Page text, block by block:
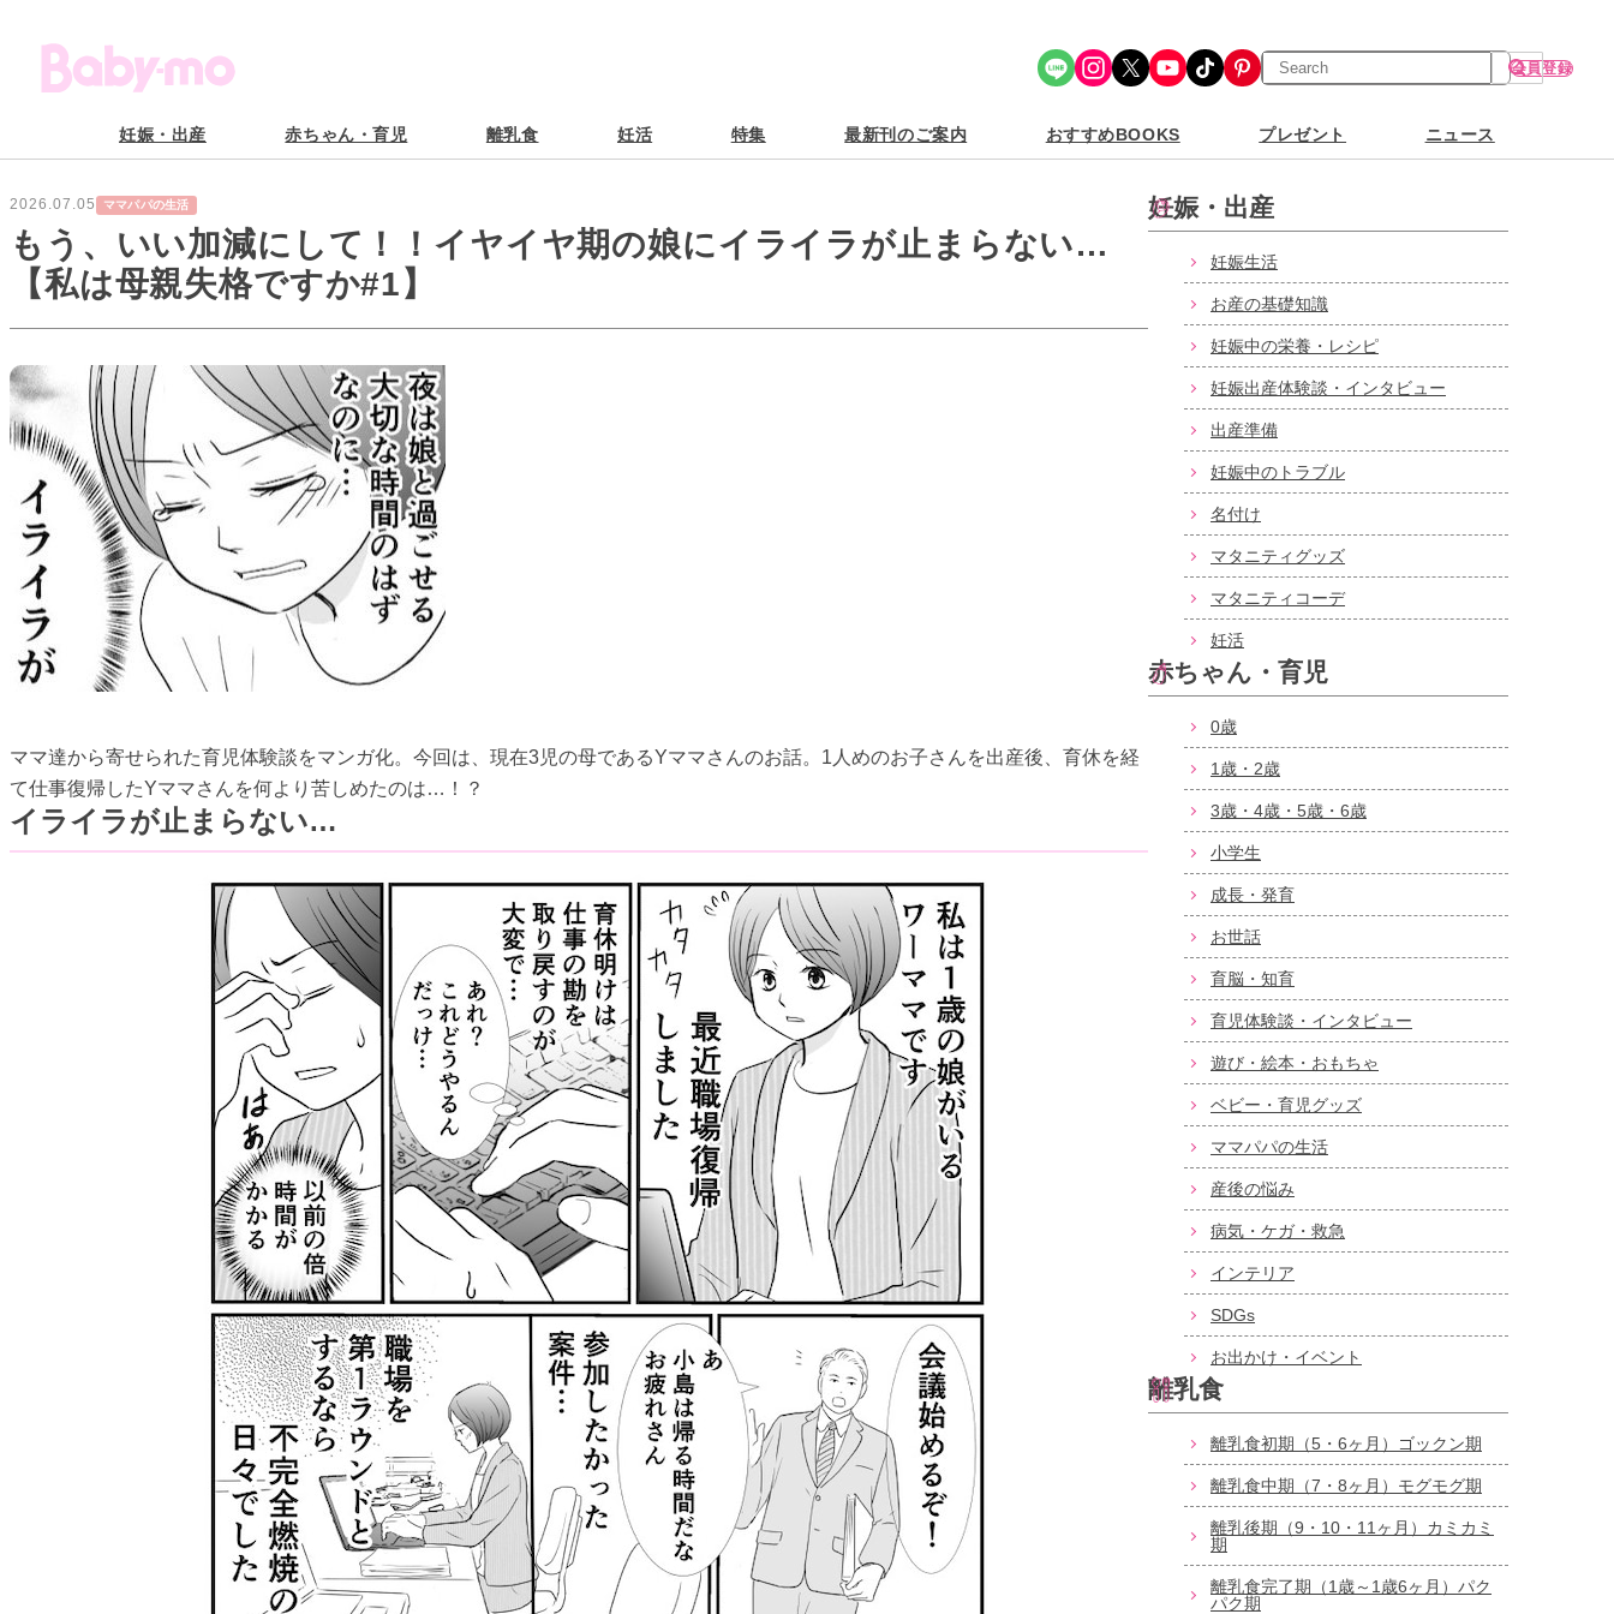
Share Icon Instagram X YouTube TikTok Pinterest
検
索
会員登録
妊娠・出産 赤ちゃん・育児 離乳食 妊活 特集 最新刊のご案内 おすすめBOOKS プレゼント ニュース
2026.07.05 ママパパの生活
もう、いい加減にして！！イヤイヤ期の娘にイライラが止まらない…
【私は母親失格ですか#1】
ママ達から寄せられた育児体験談をマンガ化。今回は、現在3児の母であるYママさんのお話。1人めのお子さんを出産後、育休を経
て仕事復帰したYママさんを何より苦しめたのは…！？
イライラが止まらない…
妊娠・出産
妊娠生活
お産の基礎知識
妊娠中の栄養・レシピ
妊娠出産体験談・インタビュー
出産準備
妊娠中のトラブル
名付け
マタニティグッズ
マタニティコーデ
妊活
赤ちゃん・育児
0歳
1歳・2歳
3歳・4歳・5歳・6歳
小学生
成長・発育
お世話
育脳・知育
育児体験談・インタビュー
遊び・絵本・おもちゃ
ベビー・育児グッズ
ママパパの生活
産後の悩み
病気・ケガ・救急
インテリア
SDGs
お出かけ・イベント
離乳食
離乳食初期（5・6ヶ月）ゴックン期
離乳食中期（7・8ヶ月）モグモグ期
離乳後期（9・10・11ヶ月）カミカミ
期
離乳食完了期（1歳～1歳6ヶ月）パク
パク期